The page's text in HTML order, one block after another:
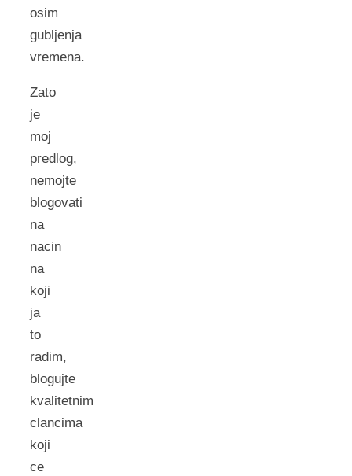
osim
gubljenja
vremena.
Zato
je
moj
predlog,
nemojte
blogovati
na
nacin
na
koji
ja
to
radim,
blogujte
kvalitetnim
clancima
koji
ce